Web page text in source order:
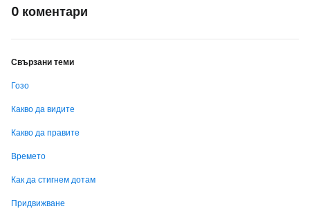
0 коментари
Свързани теми
Гозо
Какво да видите
Какво да правите
Времето
Как да стигнем дотам
Придвижване